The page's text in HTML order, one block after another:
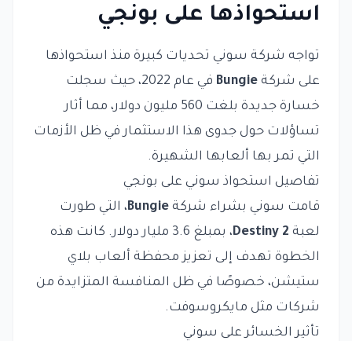
استحواذها على بونجي
تواجه شركة سوني تحديات كبيرة منذ استحواذها
على شركة Bungie
في عام 2022، حيث سجلت
خسارة جديدة بلغت 560 مليون دولار، مما أثار
تساؤلات حول جدوى هذا الاستثمار في ظل الأزمات
التي تمر بها ألعابها الشهيرة.
تفاصيل استحواذ سوني على بونجي
قامت سوني بشراء شركة Bungie، التي طورت
لعبة Destiny 2
، بمبلغ 3.6 مليار دولار. كانت هذه
الخطوة تهدف إلى تعزيز محفظة ألعاب بلاي
ستيشن، خصوصًا في ظل المنافسة المتزايدة من
شركات مثل مايكروسوفت.
تأثير الخسائر على سوني